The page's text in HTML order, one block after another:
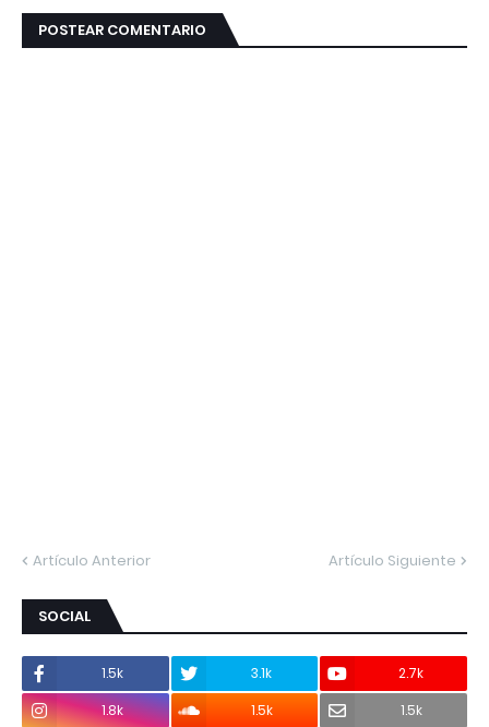
POSTEAR COMENTARIO
Artículo Anterior Artículo Siguiente
SOCIAL
1.5k 3.1k
2.7k
1.8k
1.5k 1.5k